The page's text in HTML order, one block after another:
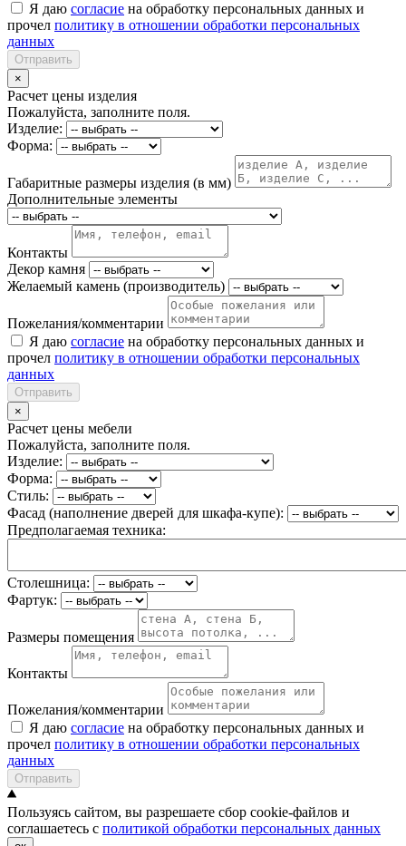
Я даю согласие на обработку персональных данных и
прочел политику в отношении обработки персональных
данных
Отправить
×
Расчет цены изделия
Пожалуйста, заполните поля.
Изделие:
Форма:
Габаритные размеры изделия (в мм)
Дополнительные элементы
Контакты
Декор камня
Желаемый камень (производитель)
Пожелания/комментарии
Я даю согласие на обработку персональных данных и
прочел политику в отношении обработки персональных
данных
Отправить
×
Расчет цены мебели
Пожалуйста, заполните поля.
Изделие:
Форма:
Стиль:
Фасад (наполнение дверей для шкафа-купе):
Предполагаемая техника:
Столешница:
Фартук:
Размеры помещения
Контакты
Пожелания/комментарии
Я даю согласие на обработку персональных данных и
прочел политику в отношении обработки персональных
данных
Отправить
Пользуясь сайтом, вы разрешаете сбор cookie-файлов и
соглашаетесь с политикой обработки персональных данных